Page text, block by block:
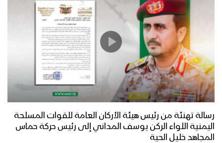
رسالة تهنئة من رئيس هيئة الأركان العامة للقوات المسلحة
اليمنية اللواء الركن يوسف المداني إلى رئيس حركة حماس
المجاهد خليل الحية